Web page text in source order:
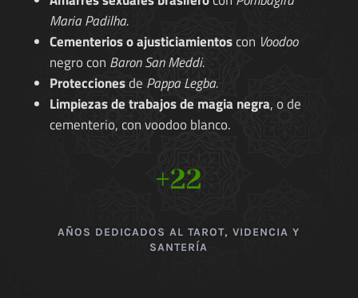
Maria Padilha.
Cementerios o ajusticiamientoscon Voodoo
negro con Baron San Meddi.
Proteccionesde Pappa Legba.
Limpiezas de trabajos de magia negra, o de
cementerio, con voodoo blanco.
+22
AÑOS DEDICADOS AL TAROT, VIDENCIA Y
SANTERÍA